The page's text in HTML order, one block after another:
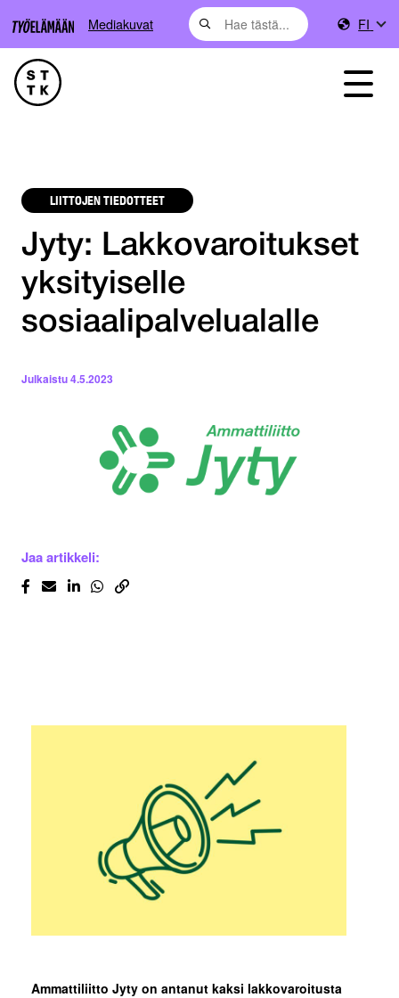
Mediakuvat FI
LIITTOJEN TIEDOTTEET
Jyty: Lakkovaroitukset
yksityiselle
sosiaalipalvelualalle
Julkaistu4.5.2023
Jaa artikkeli:
Ammattiliitto Jyty on antanut kaksi lakkovaroitusta